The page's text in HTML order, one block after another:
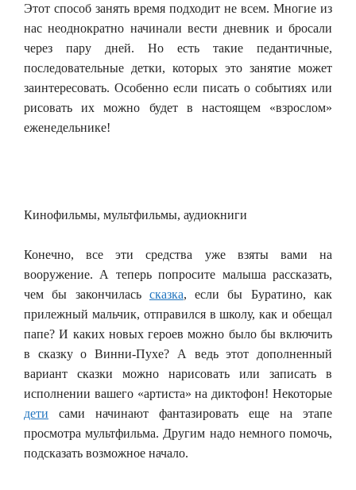
Этот способ занять время подходит не всем. Многие из
нас неоднократно начинали вести дневник и бросали
через пару дней. Но есть такие педантичные,
последовательные детки, которых это занятие может
заинтересовать. Особенно если писать о событиях или
рисовать их можно будет в настоящем «взрослом»
еженедельнике!
Кинофильмы, мультфильмы, аудиокниги
Конечно, все эти средства уже взяты вами на
вооружение. А теперь попросите малыша рассказать,
чем бы закончилась сказка, если бы Буратино, как
прилежный мальчик, отправился в школу, как и обещал
папе? И каких новых героев можно было бы включить
в сказку о Винни-Пухе? А ведь этот дополненный
вариант сказки можно нарисовать или записать в
исполнении вашего «артиста» на диктофон! Некоторые
дети сами начинают фантазировать еще на этапе
просмотра мультфильма. Другим надо немного помочь,
подсказать возможное начало.